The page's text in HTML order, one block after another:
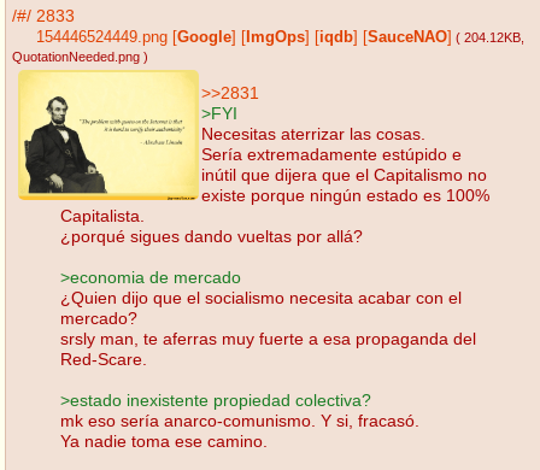
/#/ 2833
154446524449.png Google ImgOps iqdb SauceNAO ( 204.12KB
QuotationNeeded.png )
>>2831
>FYI
Necesitas aterrizar las cosas.
Sería extremadamente estúpido e
inútil que dijera que el Capitalismo no
existe porque ningún estado es 100%
Capitalista.
¿porqué sigues dando vueltas por allá?
>economia de mercado
¿Quien dijo que el socialismo necesita acabar con el
mercado?
srsly man, te aferras muy fuerte a esa propaganda del
Red-Scare.
>estado inexistente propiedad colectiva?
mk eso sería anarco-comunismo. Y si, fracasó.
Ya nadie toma ese camino.